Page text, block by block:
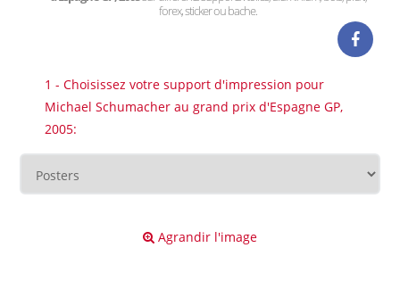
forex, sticker ou bache.
1 - Choisissez votre support d'impression pour
Michael Schumacher au grand prix d'Espagne GP,
2005:
Agrandir l'image